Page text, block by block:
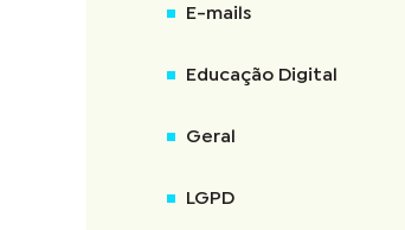
E-mails
Educação Digital
Geral
LGPD